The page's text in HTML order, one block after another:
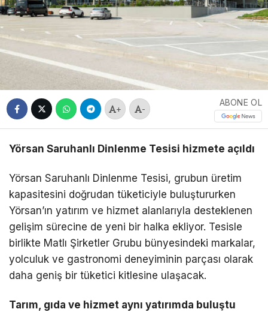
+ -
ABONE OL
Yörsan Saruhanlı Dinlenme Tesisi hizmete açıldı
Yörsan Saruhanlı Dinlenme Tesisi, grubun üretim
kapasitesini doğrudan tüketiciyle buluştururken
Yörsan’ın yatırım ve hizmet alanlarıyla desteklenen
gelişim sürecine de yeni bir halka ekliyor. Tesisle
birlikte Matlı Şirketler Grubu bünyesindeki markalar,
yolculuk ve gastronomi deneyiminin parçası olarak
daha geniş bir tüketici kitlesine ulaşacak.
Tarım, gıda ve hizmet aynı yatırımda buluştu